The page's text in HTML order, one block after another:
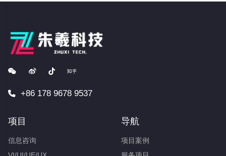
+86 178 9678 9537
项目
信息咨询
导航
项目案例